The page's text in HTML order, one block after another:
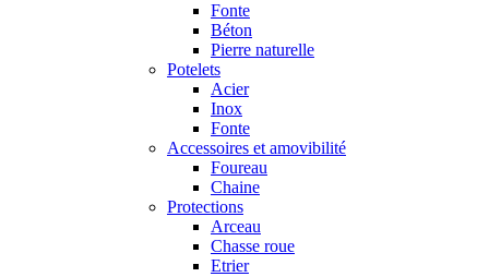
Fonte
Béton
Pierre naturelle
Potelets
Acier
Inox
Fonte
Accessoires et amovibilité
Foureau
Chaine
Protections
Arceau
Chasse roue
Etrier